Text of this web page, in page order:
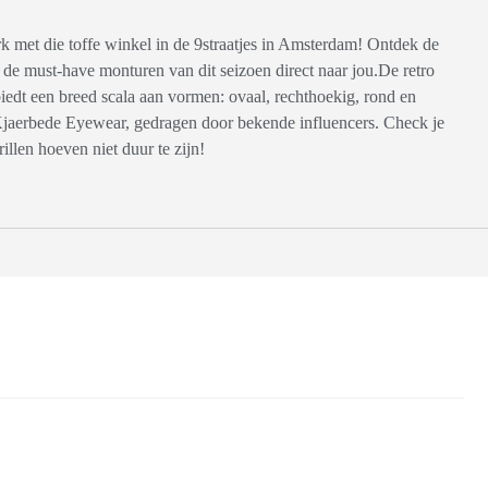
met die toffe winkel in de 9straatjes in Amsterdam! Ontdek de
must-have monturen van dit seizoen direct naar jou.De retro
een breed scala aan vormen: ovaal, rechthoekig, rond en
Eyewear, gedragen door bekende influencers. Check je
hoeven niet duur te zijn!